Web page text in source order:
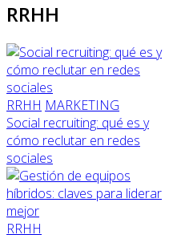
RRHH
RRHH MARKETING
Social recruiting: qué es y
cómo reclutar en redes
sociales
RRHH